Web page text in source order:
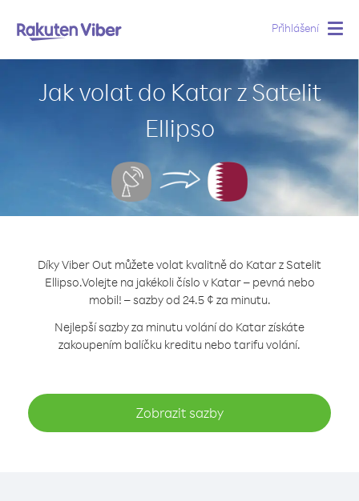
Přihlášení
Jak volat do Katar z Satelit
Ellipso
Díky Viber Out můžete volat kvalitně do Katar z Satelit
Ellipso.Volejte na jakékoli číslo v Katar – pevná nebo
mobil! – sazby od 24.5 ¢ za minutu.
Nejlepší sazby za minutu volání do Katar získáte
zakoupením balíčku kreditu nebo tarifu volání.
Zobrazit sazby